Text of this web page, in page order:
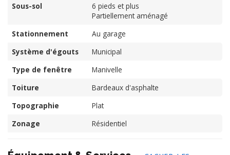
Sous-sol
6 pieds et plus
Partiellement aménagé
Stationnement
Au garage
Système d'égouts
Municipal
Type de fenêtre
Manivelle
Toiture
Bardeaux d'asphalte
Topographie
Plat
Zonage
Résidentiel